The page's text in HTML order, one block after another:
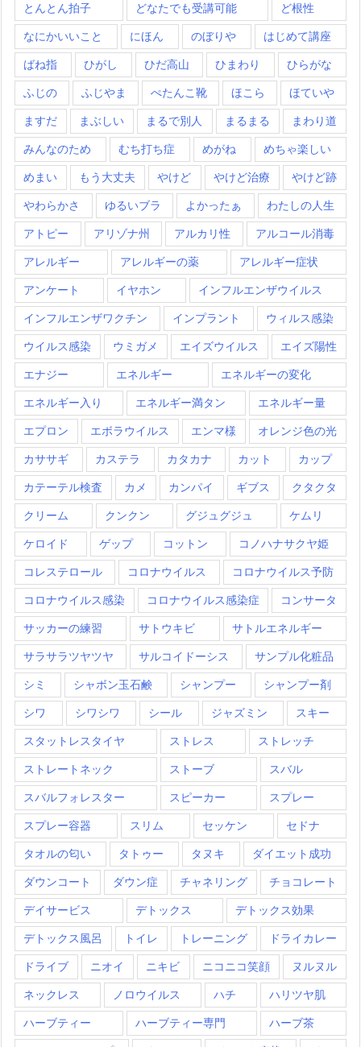
とんとん拍子 どなたでも受講可能 ど根性
なにかいいこと にほん のぼりや はじめて講座
ばね指 ひがし ひだ高山 ひまわり ひらがな
ふじの ふじやま ぺたんこ靴 ほこら ほていや
ますだ まぶしい まるで別人 まるまる まわり道
みんなのため むち打ち症 めがね めちゃ楽しい
めまい もう大丈夫 やけど やけど治療 やけど跡
やわらかさ ゆるいブラ よかったぁ わたしの人生
アトピー アリゾナ州 アルカリ性 アルコール消毒
アレルギー アレルギーの薬 アレルギー症状
アンケート イヤホン インフルエンザウイルス
インフルエンザワクチン インプラント ウィルス感染
ウイルス感染 ウミガメ エイズウイルス エイズ陽性
エナジー エネルギー エネルギーの変化
エネルギー入り エネルギー満タン エネルギー量
エプロン エボラウイルス エンマ様 オレンジ色の光
カササギ カステラ カタカナ カット カップ
カテーテル検査 カメ カンパイ ギブス クタクタ
クリーム クンクン グジュグジュ ケムリ
ケロイド ゲップ コットン コノハナサクヤ姫
コレステロール コロナウイルス コロナウイルス予防
コロナウイルス感染 コロナウイルス感染症 コンサータ
サッカーの練習 サトウキビ サトルエネルギー
サラサラツヤツヤ サルコイドーシス サンプル化粧品
シミ シャボン玉石鹸 シャンプー シャンプー剤
シワ シワシワ シール ジャズミン スキー
スタットレスタイヤ ストレス ストレッチ
ストレートネック ストーブ スバル
スバルフォレスター スピーカー スプレー
スプレー容器 スリム セッケン セドナ
タオルの匂い タトゥー タヌキ ダイエット成功
ダウンコート ダウン症 チャネリング チョコレート
デイサービス デトックス デトックス効果
デトックス風呂 トイレ トレーニング ドライカレー
ドライブ ニオイ ニキビ ニコニコ笑顔 ヌルヌル
ネックレス ノロウイルス ハチ ハリツヤ肌
ハーブティー ハーブティー専門 ハーブ茶